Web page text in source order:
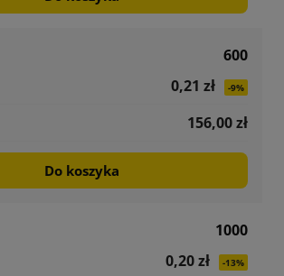
600
0,21 zł
-9%
156,00 zł
Do koszyka
1000
0,20 zł
-13%